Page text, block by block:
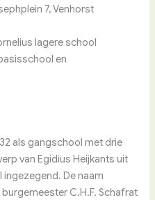
7, Venhorst
lagere school
en
als gangschool met drie
van Egidius Heijkants uit
ingezegend. De naam
C.H.F. Schafrat